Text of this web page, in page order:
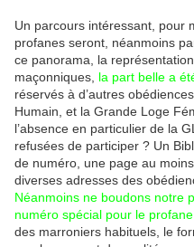
Un parcours intéressant, pour
profanes seront, néanmoins
ce panorama, la
maçonniques, la part belle a
réservés à d’autres
Humain, et la Grande Loge
l’absence en particulier de la
refusées de participer ? Un
de numéro, une page au
diverses adresses des
Néanmoins ne boudons notre
numéro spécial pour le profane
des marroniers habituels, le